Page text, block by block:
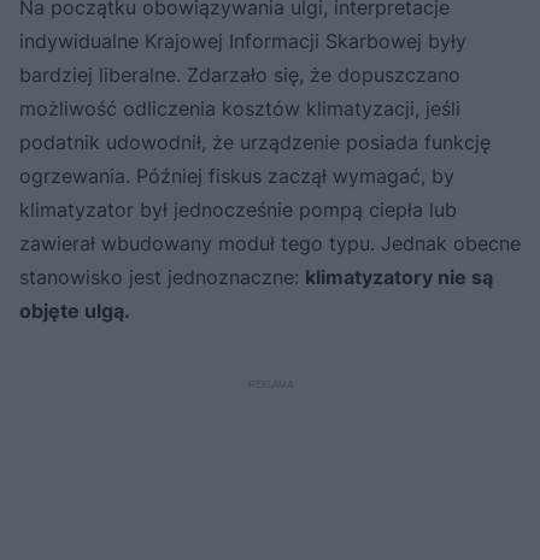
Na początku obowiązywania ulgi, interpretacje
indywidualne Krajowej Informacji Skarbowej były
bardziej liberalne. Zdarzało się, że dopuszczano
możliwość odliczenia kosztów klimatyzacji, jeśli
podatnik udowodnił, że urządzenie posiada funkcję
ogrzewania. Później fiskus zaczął wymagać, by
klimatyzator był jednocześnie pompą ciepła lub
zawierał wbudowany moduł tego typu. Jednak obecne
stanowisko jest jednoznaczne: klimatyzatory nie są
objęte ulgą.